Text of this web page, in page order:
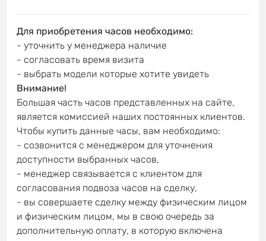
Для приобретения часов необходимо:
- уточнить у менеджера наличие
- согласовать время визита
- выбрать модели которые хотите увидеть
Внимание!
Большая часть часов представленных на сайте,
является комиссией наших постоянных клиентов.
Чтобы купить данные часы, вам необходимо:
- созвонится с менеджером для уточнения
доступности выбранных часов,
- менеджер связывается с клиентом для
согласования подвоза часов на сделку,
- вы совершаете сделку между физическим лицом
и физическим лицом, мы в свою очередь за
дополнительную оплату, в которую включена